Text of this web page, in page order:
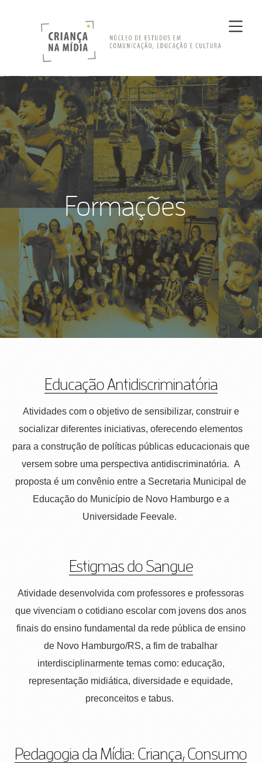
Formações
Educação Antidiscriminatória
Atividades com o objetivo de sensibilizar, construir e
socializar diferentes iniciativas, oferecendo elementos
para a construção de políticas públicas educacionais que
versem sobre uma perspectiva antidiscriminatória. A
proposta é um convênio entre a Secretaria Municipal de
Educação do Município de Novo Hamburgo e a
Universidade Feevale.
Estigmas do Sangue
Atividade desenvolvida com professores e professoras
que vivenciam o cotidiano escolar com jovens dos anos
finais do ensino fundamental da rede pública de ensino
de Novo Hamburgo/RS, a fim de trabalhar
interdisciplinarmente temas como: educação,
representação midiática, diversidade e equidade,
preconceitos e tabus.
Pedagogia da Mídia: Criança, Consumo